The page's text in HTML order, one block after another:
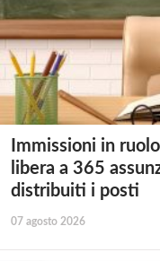
Immissioni in
libera a 365
distribuiti i posti
07 agosto 2026